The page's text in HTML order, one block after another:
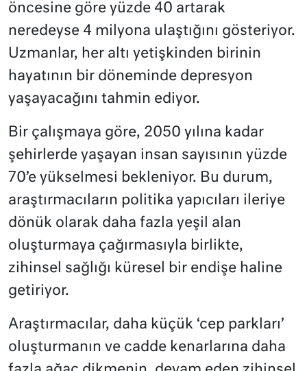
öncesine göre yüzde 40 artarak
neredeyse 4 milyona ulaştığını gösteriyor.
Uzmanlar, her altı yetişkinden birinin
hayatının bir döneminde depresyon
yaşayacağını tahmin ediyor.
Bir çalışmaya göre, 2050 yılına kadar
şehirlerde yaşayan insan sayısının yüzde
70’e yükselmesi bekleniyor. Bu durum,
araştırmacıların politika yapıcıları ileriye
dönük olarak daha fazla yeşil alan
oluşturmaya çağırmasıyla birlikte,
zihinsel sağlığı küresel bir endişe haline
getiriyor.
Araştırmacılar, daha küçük ‘cep parkları’
oluşturmanın ve cadde kenarlarına daha